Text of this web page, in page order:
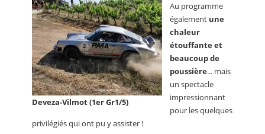
Deveza-Vilmot (1er Gr1/5)
Au programme
également une
chaleur
étouffante et
beaucoup de
poussière... mais
un spectacle
impressionnant
pour les quelques
privilégiés qui ont pu y assister !